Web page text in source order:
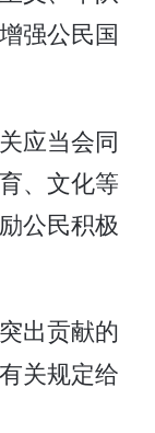
强公民国
应当会同
、文化等
公民积极
出贡献的
关规定给